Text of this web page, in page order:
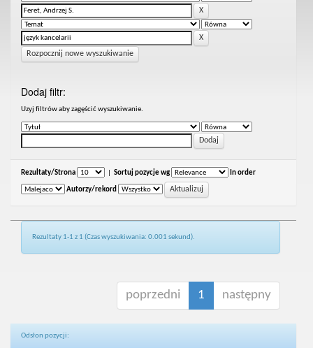
Rozpocznij nowe wyszukiwanie
Dodaj filtr:
Uzyj filtrów aby zagęścić wyszukiwanie.
Rezultaty/Strona Sortuj pozycje wg In order
Autorzy/rekord
Rezultaty 1-1 z 1 (Czas wyszukiwania: 0.001 sekund).
poprzedni 1 następny
Odsłon pozycji: